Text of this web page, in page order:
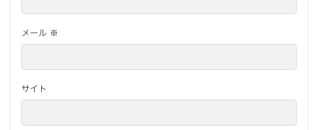
メール ※
サイト